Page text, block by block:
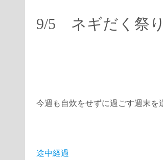
9/5 ネギだく祭り
今週も自炊をせずに過ごす週末を
途中経過